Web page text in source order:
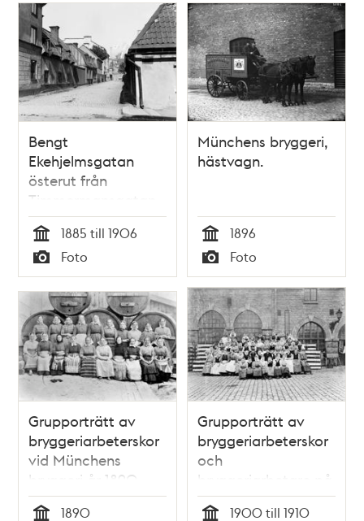
Bengt
Ekehjelmsgatan
österut från
Timmermansgatan.
T.v. Bengt
Ekehjelmsgatan 10 -
2. T.h. Bengt
Ekehjelmsgatan 7
och 5. I fonden
ligger
Nürnbergsbryggeriet
vid
Swedenborgsgatan
15
Tid
1885 till 1906
Typ
Foto
Münchens bryggeri,
hästvagn.
Tid
1896
Typ
Foto
Grupporträtt av
bryggeriarbeterskor
vid Münchens
bryggeri år 1890.
1890
Grupporträtt av
bryggeriarbeterskor
och
bryggeriarbetare på
Münchenbryggeriet
1900 till 1910